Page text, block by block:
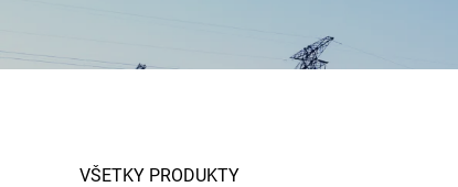
VŠETKY PRODUKTY